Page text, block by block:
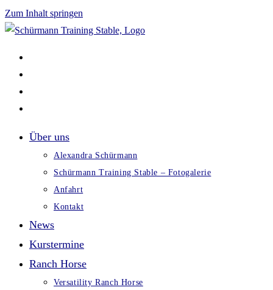
Zum Inhalt springen
Über uns
Alexandra Schürmann
Schürmann Training Stable – Fotogalerie
Anfahrt
Kontakt
News
Kurstermine
Ranch Horse
Versatility Ranch Horse